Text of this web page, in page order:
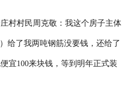
村民周克敬：我这个房子主体
给了我两吨钢筋没要钱，还给了
宜100来块钱，等到明年正式装